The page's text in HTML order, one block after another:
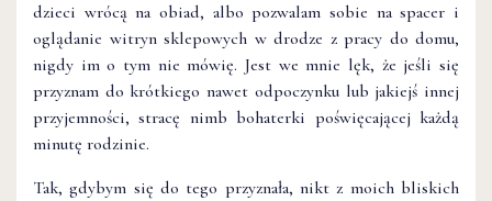
dzieci wrócą na obiad, albo pozwalam sobie na spacer i
oglądanie witryn sklepowych w drodze z pracy do domu,
nigdy im o tym nie mówię. Jest we mnie lęk, że jeśli się
przyznam do krótkiego nawet odpoczynku lub jakiejś innej
przyjemności, stracę nimb bohaterki poświęcającej każdą
minutę rodzinie.
Tak, gdybym się do tego przyznała, nikt z moich bliskich